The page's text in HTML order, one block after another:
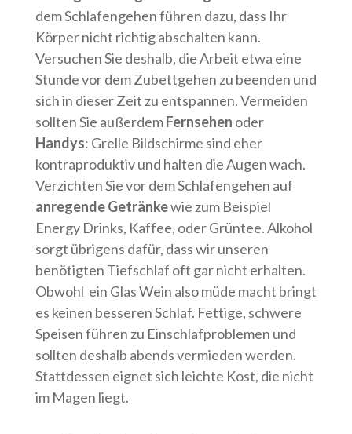
dem Schlafengehen führen dazu, dass Ihr
Körper nicht richtig abschalten kann.
Versuchen Sie deshalb, die Arbeit etwa eine
Stunde vor dem Zubettgehen zu beenden und
sich in dieser Zeit zu entspannen. Vermeiden
sollten Sie außerdemFernsehen oder
Handys: Grelle Bildschirme sind eher
kontraproduktiv und halten die Augen wach.
Verzichten Sie vor dem Schlafengehen auf
anregende Getränkewie zum Beispiel
Energy Drinks, Kaffee, oder Grüntee. Alkohol
sorgt übrigens dafür, dass wir unseren
benötigten Tiefschlaf oft gar nicht erhalten.
Obwohl ein Glas Wein also müde macht bringt
es keinen besseren Schlaf. Fettige, schwere
Speisen führen zu Einschlafproblemen und
sollten deshalb abends vermieden werden.
Stattdessen eignet sich leichte Kost, die nicht
im Magen liegt.